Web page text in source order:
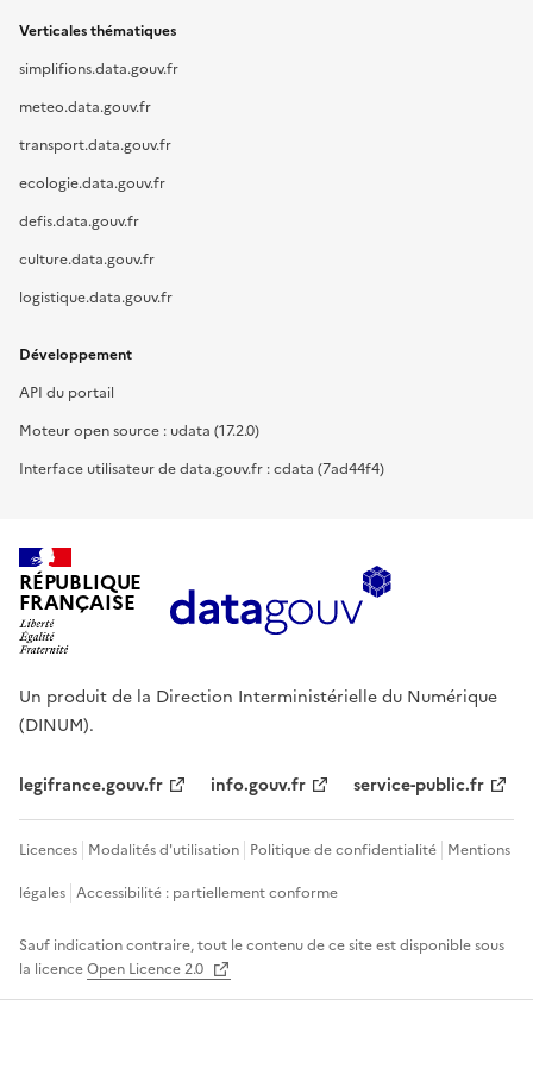
Verticales thématiques
simplifions.data.gouv.fr
meteo.data.gouv.fr
transport.data.gouv.fr
ecologie.data.gouv.fr
defis.data.gouv.fr
culture.data.gouv.fr
logistique.data.gouv.fr
Développement
API du portail
Moteur open source : udata (17.2.0)
Interface utilisateur de data.gouv.fr : cdata (7ad44f4)
RÉPUBLIQUE
FRANÇAISE
Un produit de la Direction Interministérielle du Numérique
(DINUM).
legifrance.gouv.fr info.gouv.fr service-public.fr
Licences Modalités d'utilisation Politique de confidentialité Mentions
légales Accessibilité : partiellement conforme
Sauf indication contraire, tout le contenu de ce site est disponible sous
la licenceOpen Licence 2.0